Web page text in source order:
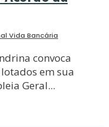
Vida Bancária
convoca
em sua
Geral...